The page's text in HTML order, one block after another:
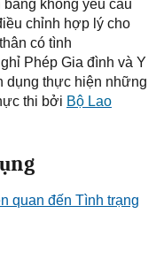
không yêu cầu
chỉnh hợp lý cho
có tình
Phép Gia đình và Y
dụng thực hiện những
thi bởi Bộ Lao
quan đến Tình trạng